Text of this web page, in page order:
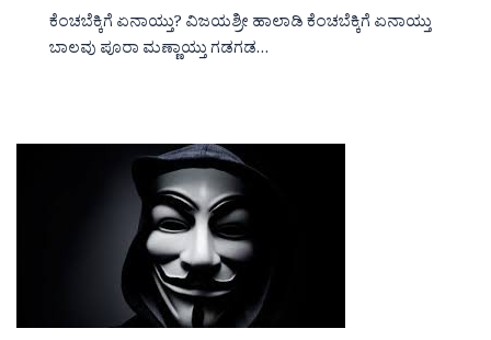
ಕೆಂಚಬೆಕ್ಕಿಗೆ ಏನಾಯ್ತು? ವಿಜಯಶ್ರೀ ಹಾಲಾಡಿ ಕೆಂಚಬೆಕ್ಕಿಗೆ ಏನಾಯ್ತು
ಬಾಲವು ಪೂರಾ ಮಣ್ಣಾಯ್ತು ಗಡಗಡ…